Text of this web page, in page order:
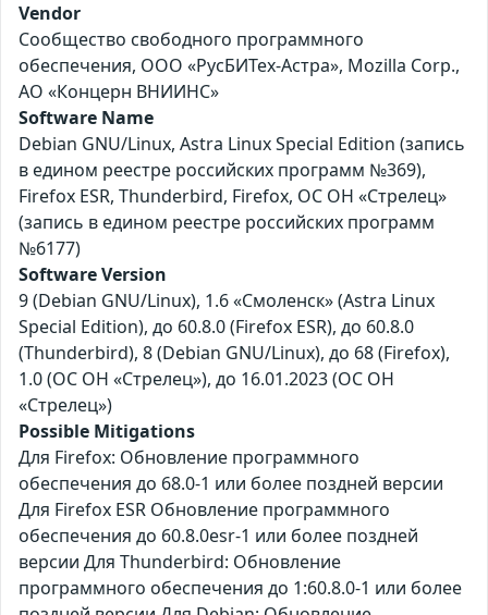
Vendor
Сообщество свободного программного
обеспечения, ООО «РусБИТех-Астра», Mozilla Corp.,
АО «Концерн ВНИИНС»
Software Name
Debian GNU/Linux, Astra Linux Special Edition (запись
в едином реестре российских программ №369),
Firefox ESR, Thunderbird, Firefox, ОС ОН «Стрелец»
(запись в едином реестре российских программ
№6177)
Software Version
9 (Debian GNU/Linux), 1.6 «Смоленск» (Astra Linux
Special Edition), до 60.8.0 (Firefox ESR), до 60.8.0
(Thunderbird), 8 (Debian GNU/Linux), до 68 (Firefox),
1.0 (ОС ОН «Стрелец»), до 16.01.2023 (ОС ОН
«Стрелец»)
Possible Mitigations
Для Firefox: Обновление программного
обеспечения до 68.0-1 или более поздней версии
Для Firefox ESR Обновление программного
обеспечения до 60.8.0esr-1 или более поздней
версии Для Thunderbird: Обновление
программного обеспечения до 1:60.8.0-1 или более